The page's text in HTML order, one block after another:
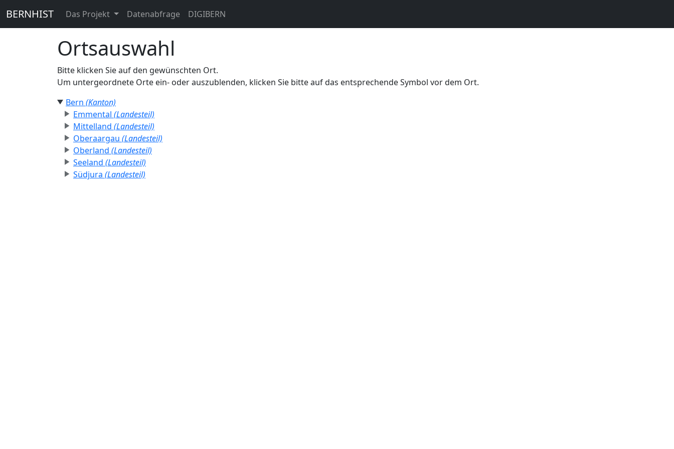
BERNHIST Das Projekt Datenabfrage DIGIBERN
Ortsauswahl
Bitte klicken Sie auf den gewünschten Ort.
Um untergeordnete Orte ein- oder auszublenden, klicken Sie bitte auf das entsprechende Symbol vor dem Ort.
Bern (Kanton)
Emmental (Landesteil)
Mittelland (Landesteil)
Oberaargau (Landesteil)
Oberland (Landesteil)
Seeland (Landesteil)
Südjura (Landesteil)